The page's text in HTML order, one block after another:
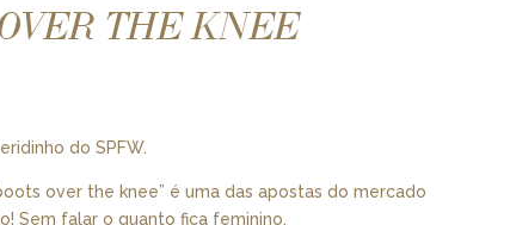
THE KNEE
do SPFW.
over the knee” é uma das apostas do mercado
Sem falar o quanto fica feminino.